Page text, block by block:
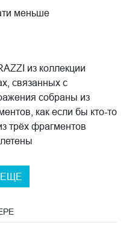
меньше
из коллекции
связанных с
собраны из
как если бы кто-то
трёх фрагментов
свете другое.
часть жизни в
свет, яркость
ЕЩЕ